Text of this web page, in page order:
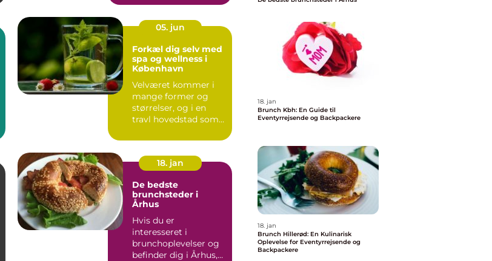
05. jun
Forkæl dig selv med
spa og wellness i
København
Velværet kommer i
mange former og
størrelser, og i en
travl hovedstad som
behovet for ...
18. jan
De bedste
brunchsteder i
Århus
Hvis du er
interesseret i
brunchoplevelser og
befinder dig i Århus,
18. jan
Brunch Kbh: En Guide til
Eventyrrejsende og Backpackere
18. jan
Brunch Hillerød: En Kulinarisk
Oplevelse for Eventyrrejsende og
Backpackere